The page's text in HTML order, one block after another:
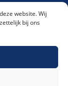
website. Wij
bij ons